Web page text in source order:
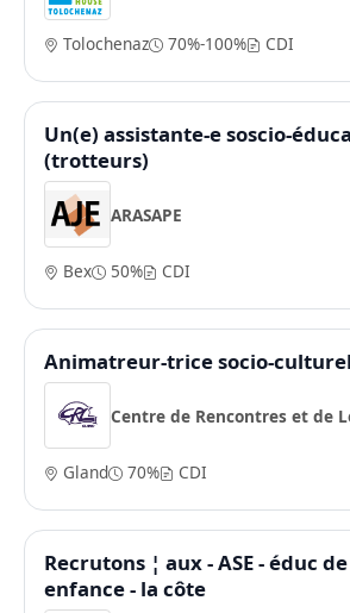
Tolochenaz 70%-100% CDI
Un(e) assistante-e soscio-
(trotteurs)
ARASAPE
Bex 50% CDI
Animatreur-trice socio-culturel
Centre de Rencontres et de
Gland 70% CDI
Recrutons ¦ aux - ASE - éduc
enfance - la côte